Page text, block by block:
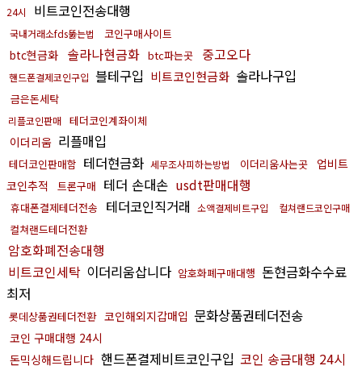
24시
비트코인전송대행
국내거래소fds뚫는법 코인구매사이트
btc현금화 솔라나현금화 btc파는곳 중고오다
핸드폰결제코인구입 블테구입 비트코인현금화 솔라나구입
금은돈세탁
리플코인판매 테더코인계좌이체
이더리움 리플매입
테더코인판매함 테더현금화 세무조사피하는방법 이더리움사는곳
업비트
코인추적
트론구매 테더 손대손 usdt판매대행
휴대폰결제테더전송 테더코인직거래 소액결제비트구입 컬쳐랜드코인구매
컬쳐랜드테더전환
암호화폐전송대행
비트코인세탁 이더리움삽니다 암호화폐구매대행 돈현금화수수료
최저
롯데상품권테더전환 코인해외지갑매입 문화상품권테더전송
코인 구매대행 24시
돈믹싱해드립니다 핸드폰결제비트코인구입 코인 송금대행 24시